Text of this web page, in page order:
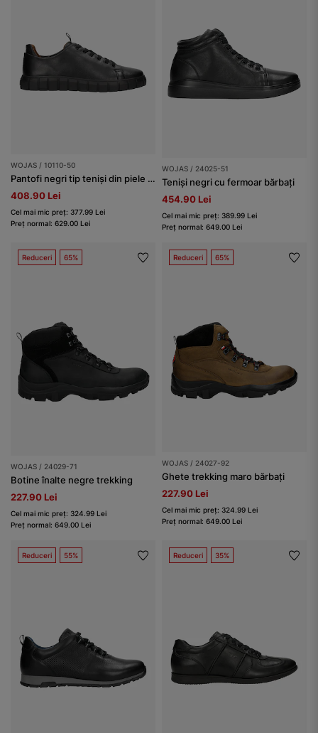
WOJAS / 10110-50
Pantofi negri tip teniși din piele granulată bărbați
408.90 Lei
Cel mai mic preț: 377.99 Lei
Preț normal: 629.00 Lei
WOJAS / 24025-51
Teniși negri cu fermoar bărbați
454.90 Lei
Cel mai mic preț: 389.99 Lei
Preț normal: 649.00 Lei
Reduceri 65%
WOJAS / 24029-71
Botine înalte negre trekking
227.90 Lei
Cel mai mic preț: 324.99 Lei
Preț normal: 649.00 Lei
Reduceri 65%
WOJAS / 24027-92
Ghete trekking maro bărbați
227.90 Lei
Cel mai mic preț: 324.99 Lei
Preț normal: 649.00 Lei
Reduceri 55% Reduceri 35%